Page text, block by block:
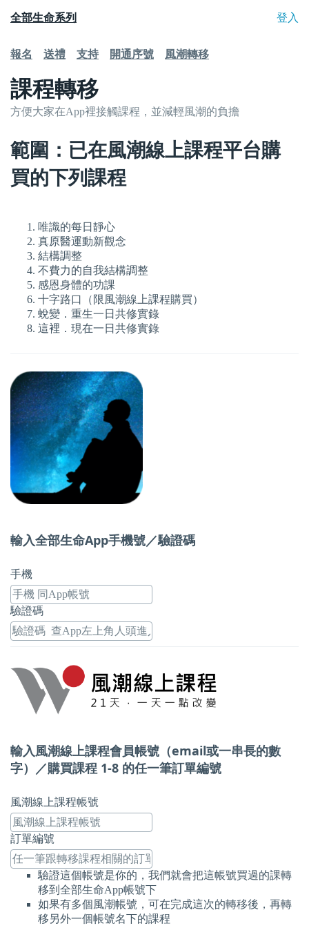
全部生命系列 登入
報名 送禮 支持 開通序號 風潮轉移
課程轉移
方便大家在App裡接觸課程，並減輕風潮的負擔
範圍：已在風潮線上課程平台購
買的下列課程
唯識的每日靜心
真原醫運動新觀念
結構調整
不費力的自我結構調整
感恩身體的功課
十字路口（限風潮線上課程購買）
蛻變．重生一日共修實錄
這裡．現在一日共修實錄
輸入全部生命App手機號／驗證碼
手機
驗證碼
輸入風潮線上課程會員帳號（email或一串長的數
字）／購買課程 1-8 的任一筆訂單編號
風潮線上課程帳號
訂單編號
驗證這個帳號是你的，我們就會把這帳號買過的課轉
移到全部生命App帳號下
如果有多個風潮帳號，可在完成這次的轉移後，再轉
移另外一個帳號名下的課程